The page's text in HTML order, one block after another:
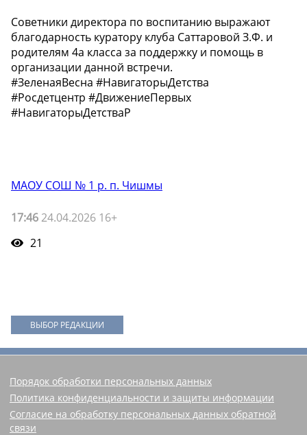
Советники директора по воспитанию выражают
благодарность куратору клуба Саттаровой З.Ф. и
родителям 4а класса за поддержку и помощь в
организации данной встречи.
#ЗеленаяВесна #НавигаторыДетства
#Росдетцентр #ДвижениеПервых
#НавигаторыДетстваР
МАОУ СОШ № 1 р. п. Чишмы
17:46 24.04.2026 16+
21
ВЫБОР РЕДАКЦИИ
Порядок обработки персональных данных
Политика конфиденциальности и защиты информации
Согласие на обработку персональных данных обратной
связи